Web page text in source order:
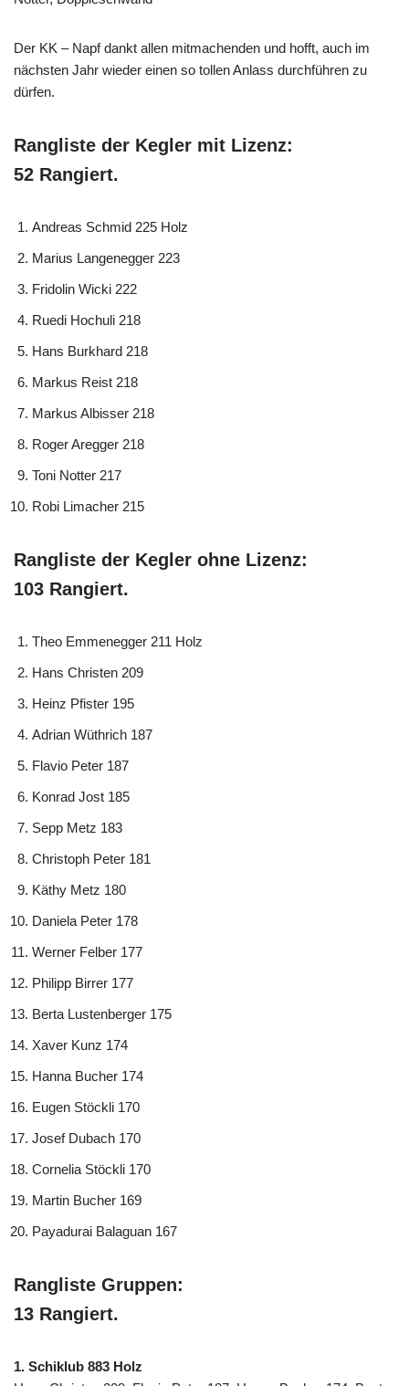
Der KK – Napf dankt allen mitmachenden und hofft, auch im
nächsten Jahr wieder einen so tollen Anlass durchführen zu
dürfen.
Rangliste der Kegler mit Lizenz:
52 Rangiert.
Andreas Schmid 225 Holz
Marius Langenegger 223
Fridolin Wicki 222
Ruedi Hochuli 218
Hans Burkhard 218
Markus Reist 218
Markus Albisser 218
Roger Aregger 218
Toni Notter 217
Robi Limacher 215
Rangliste der Kegler ohne Lizenz:
103 Rangiert.
Theo Emmenegger 211 Holz
Hans Christen 209
Heinz Pfister 195
Adrian Wüthrich 187
Flavio Peter 187
Konrad Jost 185
Sepp Metz 183
Christoph Peter 181
Käthy Metz 180
Daniela Peter 178
Werner Felber 177
Philipp Birrer 177
Berta Lustenberger 175
Xaver Kunz 174
Hanna Bucher 174
Eugen Stöckli 170
Josef Dubach 170
Cornelia Stöckli 170
Martin Bucher 169
Payadurai Balaguan 167
Rangliste Gruppen:
13 Rangiert.
1. Schiklub 883 Holz